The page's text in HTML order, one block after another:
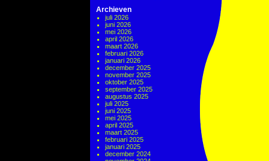
Archieven
juli 2026
juni 2026
mei 2026
april 2026
maart 2026
februari 2026
januari 2026
december 2025
november 2025
oktober 2025
september 2025
augustus 2025
juli 2025
juni 2025
mei 2025
april 2025
maart 2025
februari 2025
januari 2025
december 2024